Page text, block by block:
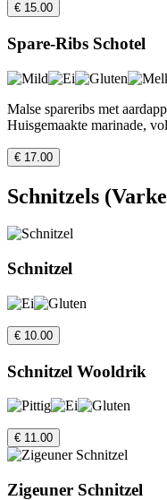
€ 15.00
Spare-Ribs Schotel
Malse spareribs met
Huisgemaakte marinade,
€ 17.00
Schnitzels
Schnitzel
€ 10.00
Schnitzel Wooldrik
€ 11.00
Zigeuner Schnitzel